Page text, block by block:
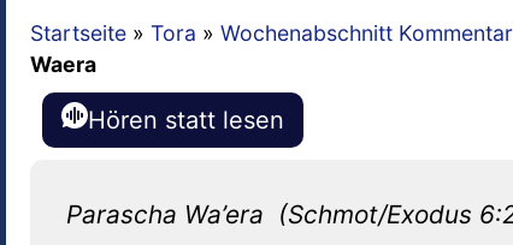
Startseite » Tora » Wochenabschnitt
Waera
Hören statt lesen
Parascha Wa’era (Schmot/Exodus